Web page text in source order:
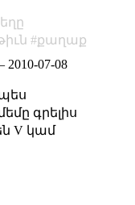
քաղաք
2010-07-08
գրելիս
V կամ